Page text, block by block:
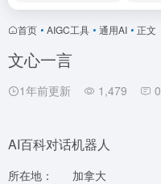
首页 • AIGC工具 • 通用AI • 正文
文心一言
1年前更新 1,479 0
AI百科对话机器人
所在地：
加拿大